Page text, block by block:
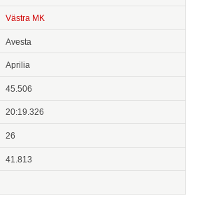
Västra MK
Avesta
Aprilia
45.506
20:19.326
26
41.813